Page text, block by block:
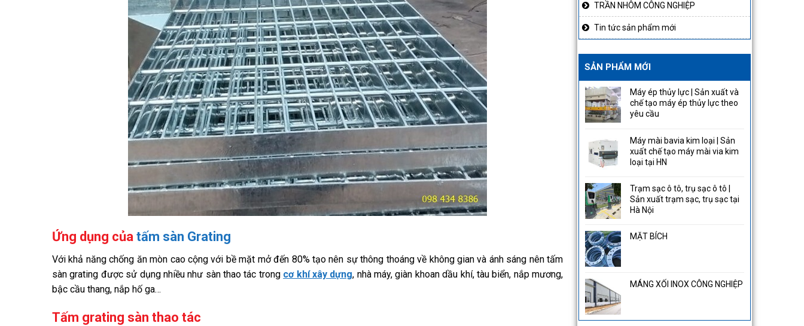
TRẦN NHÔM CÔNG NGHIỆP
Tin tức sản phẩm mới
SẢN PHẨM MỚI
Máy ép thủy lực | Sản xuất và
chế tạo máy ép thủy lực theo
yêu cầu
Máy mài bavia kim loại | Sản
xuất chế tạo máy mài via kim
loại tại HN
Trạm sạc ô tô, trụ sạc ô tô |
Sản xuất trạm sạc, trụ sạc tại
Hà Nội
MẶT BÍCH
MÁNG XỐI INOX CÔNG NGHIỆP
Ứng dụng của tấm sàn Grating
Với khả năng chống ăn mòn cao cộng với bề mặt mở đến 80% tạo nên sự thông thoáng về không gian và ánh sáng nên tấm
sàn grating được sử dụng nhiều như sàn thao tác trong cơ khí xây dựng, nhà máy, giàn khoan dầu khí, tàu biển, nắp mương,
bậc cầu thang, nắp hố ga…
Tấm grating sàn thao tác